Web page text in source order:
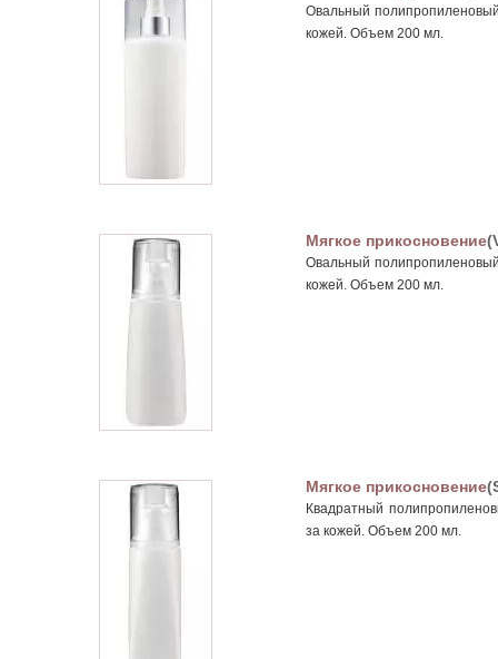
Овальный
кожей. Объем 200 мл.
Мягкое прикосновение
Овальный
кожей. Объем 200 мл.
Мягкое прикосновение
Квадратный
за кожей. Объем 200 мл.